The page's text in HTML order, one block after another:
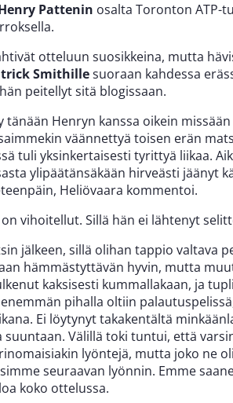
Pattenin osalta Toronton ATP-
otteluun suosikkeina, mutta
Smithillesuoraan kahdessa
peitellyt sitä blogissaan.
tänään Henryn kanssa oikein
väännettyä toisen erän
tuli yksinkertaisesti tyrittyä liikaa.
ylipäätänsäkään hirveästi jäänyt
Heliövaara kommentoi.
vihoitellut. Sillä hän ei lähtenyt
jälkeen, sillä olihan tappio valtava
hämmästyttävän hyvin, mutta
kaksisesti kummallakaan, ja
pihalla oltiin
Ei löytynyt takakentältä
Välillä toki tuntui, että
lyöntejä, mutta joko ne
seuraavan lyönnin. Emme
koko ottelussa.